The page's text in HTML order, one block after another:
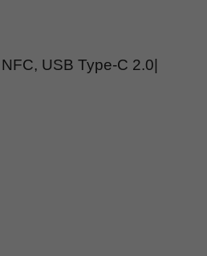
USB Type-C 2.0|